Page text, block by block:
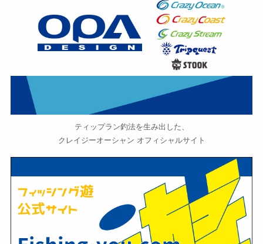
ティップラン釣法を生み出した、
クレイジーオーシャン オフィシャルサイト